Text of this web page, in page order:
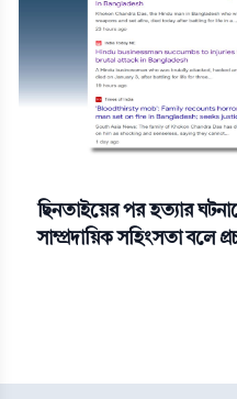
ছিনতাইয়ের পর হত্যার
সাম্প্রদায়িক সহিংসতা বলে